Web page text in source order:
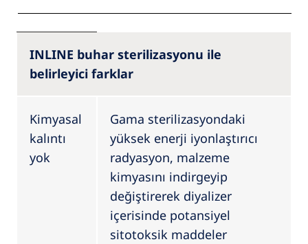
INLINE buhar sterilizasyonu ile
belirleyici farklar
Kimyasal
kalıntı
yok
Gama sterilizasyondaki
yüksek enerji iyonlaştırıcı
radyasyon, malzeme
kimyasını indirgeyip
değiştirerek diyalizer
içerisinde potansiyel
sitotoksik maddeler